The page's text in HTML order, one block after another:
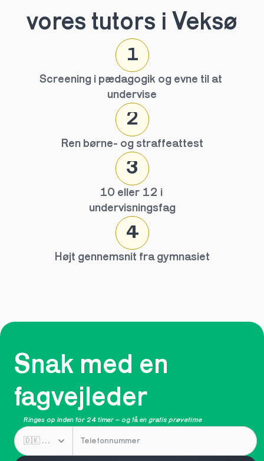
vores tutors i Veksø
1
Screening i pædagogik og evne til at
undervise
2
Ren børne- og straffeattest
3
10 eller 12 i
undervisningsfag
4
Højt gennemsnit fra gymnasiet
Snak med en
fagvejleder
Ringes op inden for 24 timer – og få en gratis prøvetime